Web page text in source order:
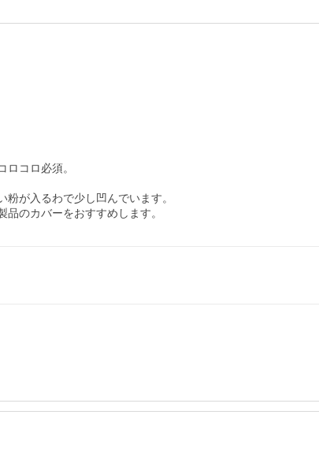
コロ必須。
が入るわで少し凹んでいます。
のカバーをおすすめします。